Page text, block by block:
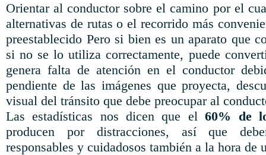
Orientar al conductor sobre el camino por el
alternativas de rutas o el recorrido más
preestablecido Pero si bien es un aparato que
si no se lo utiliza correctamente, puede
genera falta de atención en el conductor
pendiente de las imágenes que proyecta,
visual del tránsito que debe preocupar al
Las estadísticas nos dicen que el60% de
producen por distracciones, así que
responsables y cuidadosos también a la hora de